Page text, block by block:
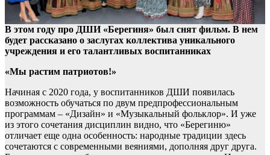
В этом году про ДШИ «Берегиня» был снят фильм. В нем
будет рассказано о заслугах коллектива уникального
учреждения и его талантливых воспитанниках
«Мы растим патриотов!»
Начиная с 2020 года, у воспитанников ДШИ появилась
возможность обучаться по двум предпрофессиональным
программам – «Дизайн» и «Музыкальный фольклор». И уже
из этого сочетания дисциплин видно, что «Берегиню»
отличает еще одна особенность: народные традиции здесь
сочетаются с современными веяниями, дополняя друг друга.